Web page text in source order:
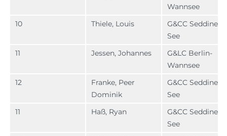
Wannsee
10
Thiele, Louis
G&CC Seddiner
See
11
Jessen, Johannes
G&LC Berlin-
Wannsee
12
Franke, Peer
Dominik
G&CC Seddiner
See
11
Haß, Ryan
G&CC Seddiner
See